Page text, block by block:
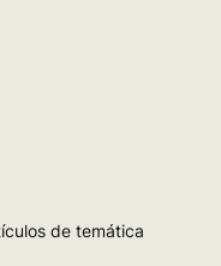
de temática